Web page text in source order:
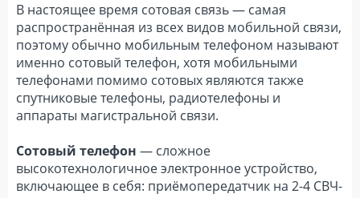
В настоящее время сотовая связь — самая
распространённая из всех видов мобильной связи,
поэтому обычно мобильным телефоном называют
именно сотовый телефон, хотя мобильными
телефонами помимо сотовых являются также
спутниковые телефоны, радиотелефоны и
аппараты магистральной связи.
Сотовый телефон — сложное
высокотехнологичное электронное устройство,
включающее в себя: приёмопередатчик на 2-4 СВЧ-